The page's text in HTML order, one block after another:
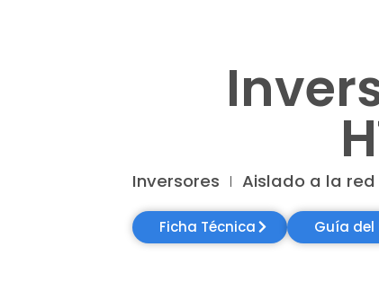
Inversores Aislado a la red
Ficha Técnica Guía del